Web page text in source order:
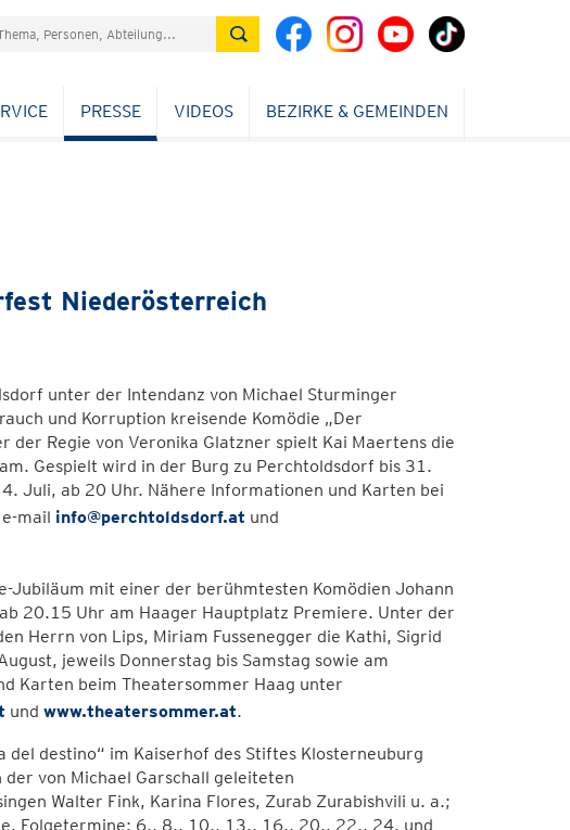
PRESSE VIDEOS BEZIRKE & GEMEINDEN
Niederösterreich
unter der Intendanz von Michael Sturminger
und Korruption kreisende Komödie „Der
Regie von Veronika Glatzner spielt Kai Maertens die
Gespielt wird in der Burg zu Perchtoldsdorf bis 31.
Juli, ab 20 Uhr. Nähere Informationen und Karten bei
mail info@perchtoldsdorf.at und
mit einer der berühmtesten Komödien Johann
20.15 Uhr am Haager Hauptplatz Premiere. Unter der
Herrn von Lips, Miriam Fussenegger die Kathi, Sigrid
jeweils Donnerstag bis Samstag sowie am
Karten beim Theatersommer Haag unter
und www.theatersommer.at.
destino“ im Kaiserhof des Stiftes Klosterneuburg
von Michael Garschall geleiteten
Walter Fink, Karina Flores, Zurab Zurabishvili u. a.;
Folgetermine: 6., 8., 10., 13., 16., 20., 22., 24. und